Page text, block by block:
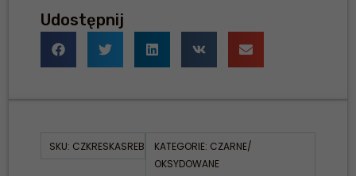
Udostępnij
SKU: CZKRESKASREB KATEGORIE: CZARNE/
OKSYDOWANE